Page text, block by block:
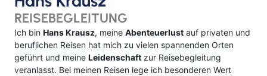
Aktivreisen
Eventreisen
Gruppenreisen
Europa
Frankreich
Inseln im Mittelmeer
Flusskreuzfahrten
Adventskreuzfahrt
Europa-Kreuzfahrten
REISEBEGLEITUNG
Ich bin Hans Krausz, meine Abenteuerlust auf privaten und
beruflichen Reisen hat mich zu vielen spannenden Orten
geführt und meine Leidenschaft zur Reisebegleitung
veranlasst. Bei meinen Reisen lege ich besonderen Wert